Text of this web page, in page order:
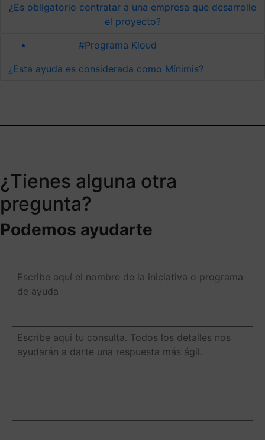
¿Es obligatorio contratar a una empresa que desarrolle
el proyecto?
#Programa Kloud
¿Esta ayuda es considerada como Mínimis?
¿Tienes alguna otra
pregunta?
Podemos ayudarte
Escribe
aquí
el
la
iniciativa
Escribe
aquí
tu